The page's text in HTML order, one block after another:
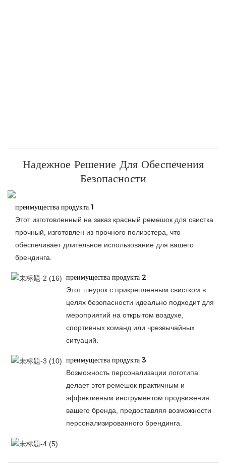
Надежное Решение Для Обеспечения
Безопасности
преимущества продукта 1
Этот изготовленный на заказ красный ремешок для свистка
прочный, изготовлен из прочного полиэстера, что
обеспечивает длительное использование для вашего
брендинга.
преимущества продукта 2
Этот шнурок с прикрепленным свистком в
целях безопасности идеально подходит для
мероприятий на открытом воздухе,
спортивных команд или чрезвычайных
ситуаций.
преимущества продукта 3
Возможность персонализации логотипа
делает этот ремешок практичным и
эффективным инструментом продвижения
вашего бренда, предоставляя возможности
персонализированного брендинга.